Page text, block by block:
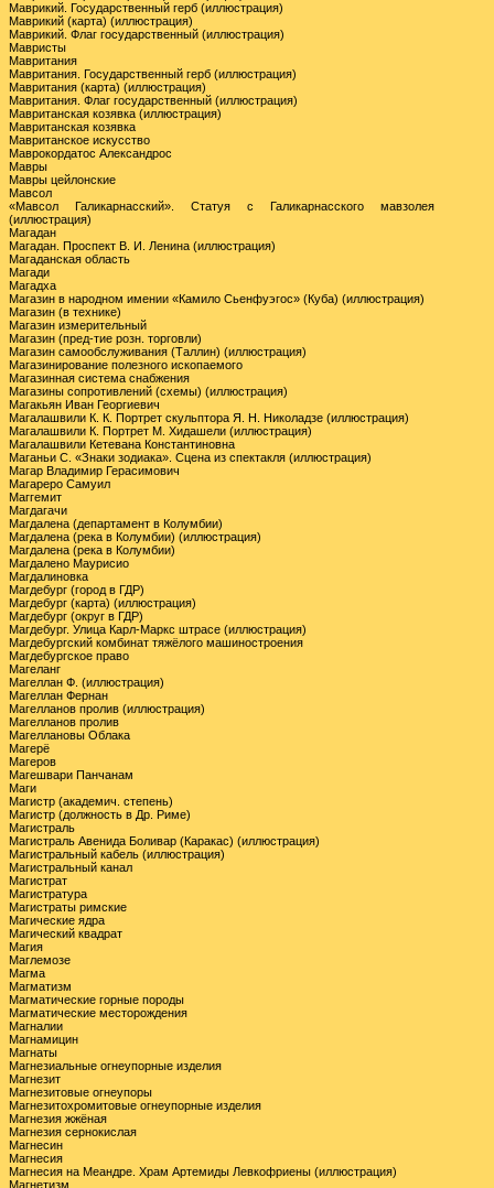
Маврикий. Государственный герб (иллюстрация)
Маврикий (карта) (иллюстрация)
Маврикий. Флаг государственный (иллюстрация)
Мавристы
Мавритания
Мавритания. Государственный герб (иллюстрация)
Мавритания (карта) (иллюстрация)
Мавритания. Флаг государственный (иллюстрация)
Мавританская козявка (иллюстрация)
Мавританская козявка
Мавританское искусство
Маврокордатос Александрос
Мавры
Мавры цейлонские
Мавсол
«Мавсол Галикарнасский». Статуя с Галикарнасского мавзолея
(иллюстрация)
Магадан
Магадан. Проспект В. И. Ленина (иллюстрация)
Магаданская область
Магади
Магадха
Магазин в народном имении «Камило Сьенфуэгос» (Куба) (иллюстрация)
Магазин (в технике)
Магазин измерительный
Магазин (пред-тие розн. торговли)
Магазин самообслуживания (Таллин) (иллюстрация)
Магазинирование полезного ископаемого
Магазинная система снабжения
Магазины сопротивлений (схемы) (иллюстрация)
Магакьян Иван Георгиевич
Магалашвили К. К. Портрет скульптора Я. Н. Николадзе (иллюстрация)
Магалашвили К. Портрет М. Хидашели (иллюстрация)
Магалашвили Кетевана Константиновна
Маганьи С. «Знаки зодиака». Сцена из спектакля (иллюстрация)
Магар Владимир Герасимович
Магареро Самуил
Маггемит
Магдагачи
Магдалена (департамент в Колумбии)
Магдалена (река в Колумбии) (иллюстрация)
Магдалена (река в Колумбии)
Магдалено Маурисио
Магдалиновка
Магдебург (город в ГДР)
Магдебург (карта) (иллюстрация)
Магдебург (округ в ГДР)
Магдебург. Улица Карл-Маркс штрасе (иллюстрация)
Магдебургский комбинат тяжёлого машиностроения
Магдебургское право
Магеланг
Магеллан Ф. (иллюстрация)
Магеллан Фернан
Магелланов пролив (иллюстрация)
Магелланов пролив
Магеллановы Облака
Магерё
Магеров
Магешвари Панчанам
Маги
Магистр (академич. степень)
Магистр (должность в Др. Риме)
Магистраль
Магистраль Авенида Боливар (Каракас) (иллюстрация)
Магистральный кабель (иллюстрация)
Магистральный канал
Магистрат
Магистратура
Магистраты римские
Магические ядра
Магический квадрат
Магия
Маглемозе
Магма
Магматизм
Магматические горные породы
Магматические месторождения
Магналии
Магнамицин
Магнаты
Магнезиальные огнеупорные изделия
Магнезит
Магнезитовые огнеупоры
Магнезитохромитовые огнеупорные изделия
Магнезия жжёная
Магнезия сернокислая
Магнесин
Магнесия
Магнесия на Меандре. Храм Артемиды Левкофриены (иллюстрация)
Магнетизм